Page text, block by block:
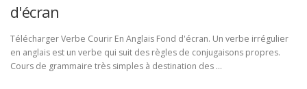
d'écran
Télécharger Verbe Courir En Anglais Fond d'écran. Un verbe irrégulier
en anglais est un verbe qui suit des règles de conjugaisons propres.
Cours de grammaire très simples à destination des …